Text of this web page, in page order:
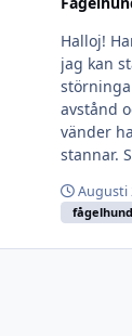
Halloj!
jag kan
avstånd
vänder
stannar.
Augusti
fågelhund